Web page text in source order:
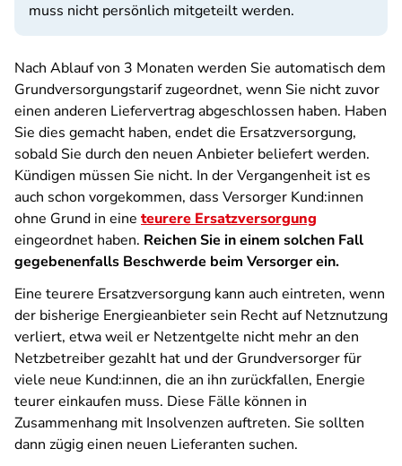
muss nicht persönlich mitgeteilt werden.
Nach Ablauf von 3 Monaten werden Sie automatisch dem
Grundversorgungstarif zugeordnet, wenn Sie nicht zuvor
einen anderen Liefervertrag abgeschlossen haben. Haben
Sie dies gemacht haben, endet die Ersatzversorgung,
sobald Sie durch den neuen Anbieter beliefert werden.
Kündigen müssen Sie nicht. In der Vergangenheit ist es
auch schon vorgekommen, dass Versorger Kund:innen
ohne Grund in eine teurere Ersatzversorgung
eingeordnet haben. Reichen Sie in einem solchen Fall
gegebenenfalls Beschwerde beim Versorger ein.
Eine teurere Ersatzversorgung kann auch eintreten, wenn
der bisherige Energieanbieter sein Recht auf Netznutzung
verliert, etwa weil er Netzentgelte nicht mehr an den
Netzbetreiber gezahlt hat und der Grundversorger für
viele neue Kund:innen, die an ihn zurückfallen, Energie
teurer einkaufen muss. Diese Fälle können in
Zusammenhang mit Insolvenzen auftreten. Sie sollten
dann zügig einen neuen Lieferanten suchen.